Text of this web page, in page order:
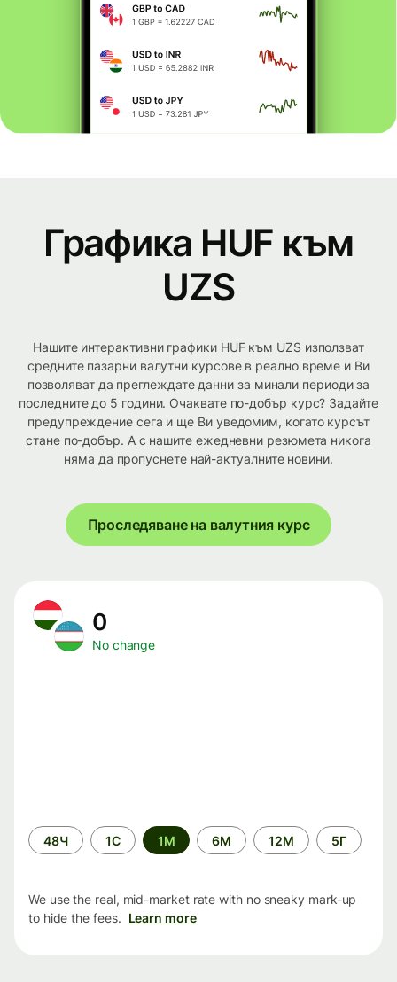
Графика HUF към
UZS
Нашите интерактивни графики HUF към UZS използват
средните пазарни валутни курсове в реално време и Ви
позволяват да преглеждате данни за минали периоди за
последните до 5 години. Очаквате по-добър курс? Задайте
предупреждение сега и ще Ви уведомим, когато курсът
стане по-добър. А с нашите ежедневни резюмета никога
няма да пропуснете най-актуалните новини.
Проследяване на валутния курс
0
No change
Time
period
48Ч 1С 1М 6М 12М 5Г
We use the real, mid-market rate with no sneaky mark-up
to hide the fees. Learn more